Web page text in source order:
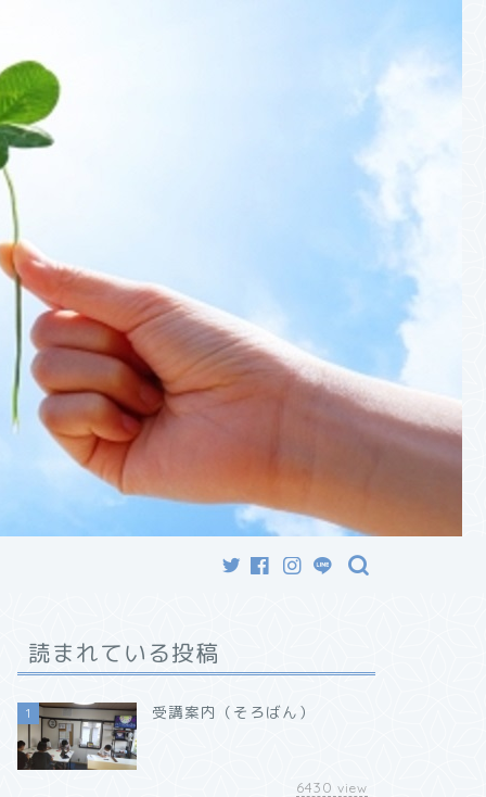
読まれている投稿
1 受講案内（そろばん）
6430 view